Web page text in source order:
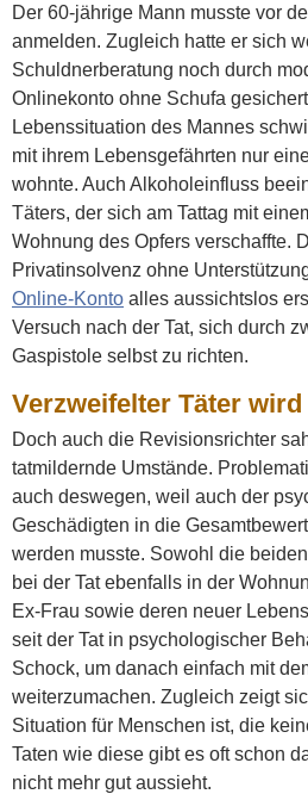
Der 60-jährige Mann musste vor
anmelden. Zugleich hatte er sich
Schuldnerberatung noch durch
Onlinekonto ohne Schufa
Lebenssituation des Mannes
mit ihrem Lebensgefährten nur
wohnte. Auch Alkoholeinfluss
Täters, der sich am Tattag mit
Wohnung des Opfers verschaffte.
Privatinsolvenz ohne
Online-Konto alles aussichtslos
Versuch nach der Tat, sich durch
Gaspistole selbst zu richten.
Verzweifelter Täter
Doch auch die Revisionsrichter
tatmildernde Umstände.
auch deswegen, weil auch der
Geschädigten in die
werden musste. Sowohl die
bei der Tat ebenfalls in der
Ex-Frau sowie deren neuer
seit der Tat in psychologischer
Schock, um danach einfach mit
weiterzumachen. Zugleich zeigt
Situation für Menschen ist, die
Taten wie diese gibt es oft schon
nicht mehr gut aussieht.